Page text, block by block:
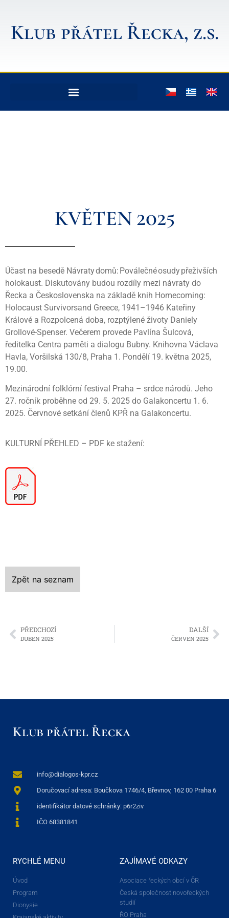
Klub přátel Řecka, z.s.
KVĚTEN 2025
Účast na besedě Návraty domů: Poválečné osudy přeživších
holokaust. Diskutovány budou rozdíly mezi návraty do
Řecka a Československa na základě knih Homecoming:
Holocaust Survivorsand Greece, 1941–1946 Kateřiny
Králové a Rozpolcená doba, rozptýlené životy Daniely
Grollové-Spenser. Večerem provede Pavlína Šulcová,
ředitelka Centra paměti a dialogu Bubny. Knihovna Václava
Havla, Voršilská 130/8, Praha 1. Pondělí 19. května 2025,
19.00.
Mezinárodní folklórní festival Praha – srdce národů. Jeho
27. ročník proběhne od 29. 5. 2025 do Galakoncertu 1. 6.
2025. Červnové setkání členů KPŘ na Galakoncertu.
KULTURNÍ PŘEHLED – PDF ke stažení:
Zpět na seznam
PŘEDCHOZÍ
DUBEN 2025
DALŠÍ
ČERVEN 2025
Klub přátel Řecka
info@dialogos-kpr.cz
Doručovací adresa: Boučkova 1746/4, Břevnov, 162 00 Praha 6
identifikátor datové schránky: p6r2ziv
IČO 68381841
RYCHLÉ MENU
Úvod
Program
Dionysie
ZAJÍMAVÉ ODKAZY
Asociace řeckých obcí v ČR
Česká společnost novořeckých
studií
ŘO Praha